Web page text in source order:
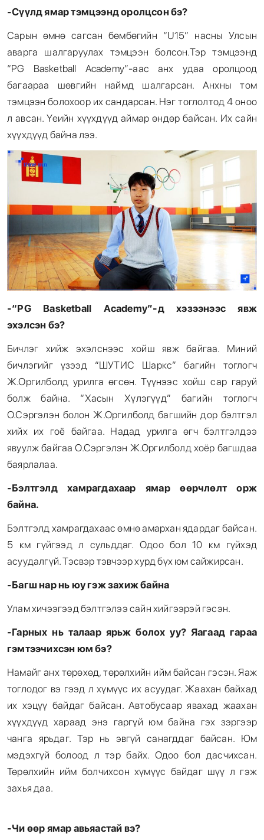
-Сүүлд ямар тэмцээнд оролцсон бэ?
Сарын өмнө сагсан бөмбөгийн “U15” насны Улсын
аварга шалгаруулах тэмцээн болсон.Тэр тэмцээнд
“PG Basketball Academy”-аас анх удаа оролцоод
багаараа шөвгийн наймд шалгарсан. Анхны том
тэмцээн болохоор их сандарсан. Нэг тоглолтод 4 оноо
л авсан. Үеийн хүүхдүүд аймар өндөр байсан. Их сайн
хүүхдүүд байна лээ.
-“PG Basketball Academy”-д хэзээнээс явж
эхэлсэн бэ?
Бичлэг хийж эхэлснээс хойш явж байгаа. Миний
бичлэгийг үзээд “ШУТИС Шаркс” багийн тоглогч
Ж.Оргилболд урилга өгсөн. Түүнээс хойш сар гаруй
болж байна. “Хасын Хүлэгүүд” багийн тоглогч
О.Сэргэлэн болон Ж.Оргилболд багшийн дор бэлтгэл
хийх их гоё байгаа. Надад урилга өгч бэлтгэлдээ
явуулж байгаа О.Сэргэлэн Ж.Оргилболд хоёр багшдаа
баярлалаа.
-Бэлтгэлд хамрагдахаар ямар өөрчлөлт орж
байна.
Бэлтгэлд хамрагдахаас өмнө амархан ядардаг байсан.
5 км гүйгээд л сульддаг. Одоо бол 10 км гүйхэд
асуудалгүй. Тэсвэр тэвчээр хурд бүх юм сайжирсан.
-Багш нар нь юу гэж захиж байна
Улам хичээгээд бэлтгэлээ сайн хийгээрэй гэсэн.
-Гарных нь талаар ярьж болох уу? Яагаад гараа
гэмтээчихсэн юм бэ?
Намайг анх төрөхөд, төрөлхийн ийм байсан гэсэн. Яаж
тоглодог вэ гээд л хүмүүс их асуудаг. Жаахан байхад
их хэцүү байдаг байсан. Автобусаар явахад жаахан
хүүхдүүд хараад энэ гаргүй юм байна гэх зэргээр
чанга ярьдаг. Тэр нь эвгүй санагддаг байсан. Юм
мэдэхгүй болоод л тэр байх. Одоо бол дасчихсан.
Төрөлхийн ийм болчихсон хүмүүс байдаг шүү л гэж
захья даа.
-Чи өөр ямар авьяастай вэ?